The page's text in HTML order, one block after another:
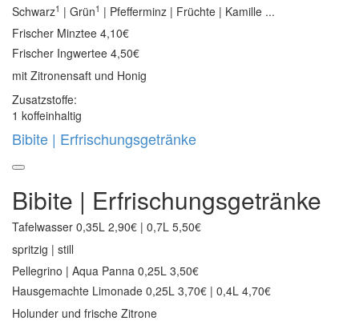
Schwarz1 | Grün1 | Pfefferminz | Früchte | Kamille ...
Frischer Minztee 4,10€
Frischer Ingwertee 4,50€
mit Zitronensaft und Honig
Zusatzstoffe:
1 koffeinhaltig
Bibite | Erfrischungsgetränke
Bibite | Erfrischungsgetränke
Tafelwasser 0,35L 2,90€ | 0,7L 5,50€
spritzig | still
Pellegrino | Aqua Panna 0,25L 3,50€
Hausgemachte Limonade 0,25L 3,70€ | 0,4L 4,70€
Holunder und frische Zitrone